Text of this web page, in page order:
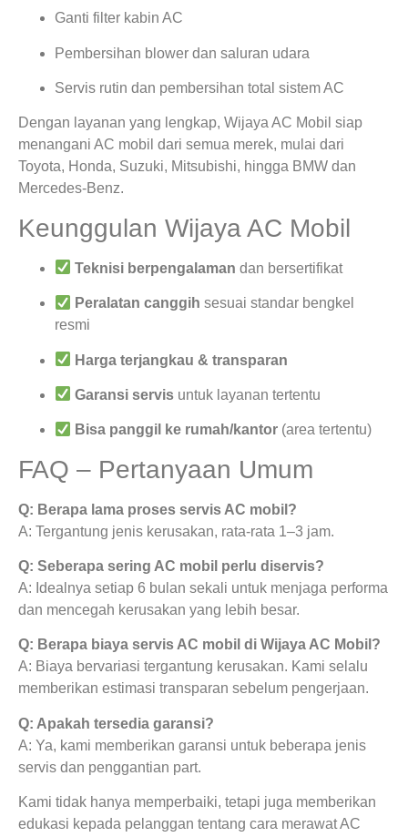
Ganti filter kabin AC
Pembersihan blower dan saluran udara
Servis rutin dan pembersihan total sistem AC
Dengan layanan yang lengkap, Wijaya AC Mobil siap
menangani AC mobil dari semua merek, mulai dari
Toyota, Honda, Suzuki, Mitsubishi, hingga BMW dan
Mercedes-Benz.
Keunggulan Wijaya AC Mobil
Teknisi berpengalaman dan bersertifikat
Peralatan canggih sesuai standar bengkel
resmi
Harga terjangkau & transparan
Garansi servis untuk layanan tertentu
Bisa panggil ke rumah/kantor (area tertentu)
FAQ – Pertanyaan Umum
Q: Berapa lama proses servis AC mobil?
A: Tergantung jenis kerusakan, rata-rata 1–3 jam.
Q: Seberapa sering AC mobil perlu diservis?
A: Idealnya setiap 6 bulan sekali untuk menjaga performa
dan mencegah kerusakan yang lebih besar.
Q: Berapa biaya servis AC mobil di Wijaya AC Mobil?
A: Biaya bervariasi tergantung kerusakan. Kami selalu
memberikan estimasi transparan sebelum pengerjaan.
Q: Apakah tersedia garansi?
A: Ya, kami memberikan garansi untuk beberapa jenis
servis dan penggantian part.
Kami tidak hanya memperbaiki, tetapi juga memberikan
edukasi kepada pelanggan tentang cara merawat AC